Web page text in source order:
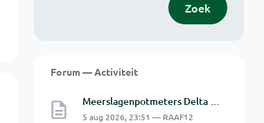
Zoek
Forum — Activiteit
Meerslagenpotmeters Delta SM45-70D
5 aug 2026, 23:51 — RAAF12